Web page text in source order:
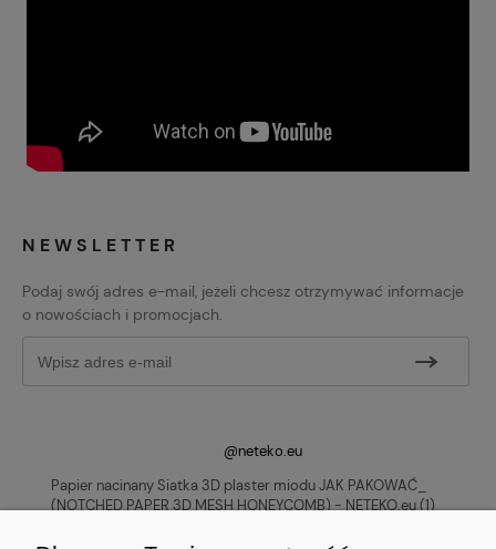
NEWSLETTER
Podaj swój adres e-mail, jeżeli chcesz otrzymywać informacje
o nowościach i promocjach.
@neteko.eu
Papier nacinany Siatka 3D plaster miodu JAK PAKOWAĆ_
(NOTCHED PAPER 3D MESH HONEYCOMB) - NETEKO.eu (1)